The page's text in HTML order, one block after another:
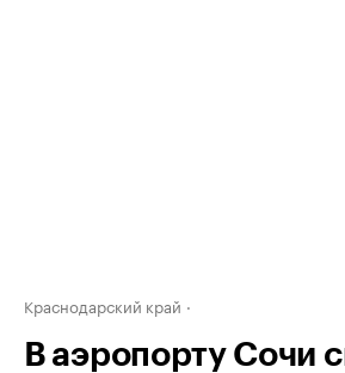
Краснодарский край
В аэропорту Сочи